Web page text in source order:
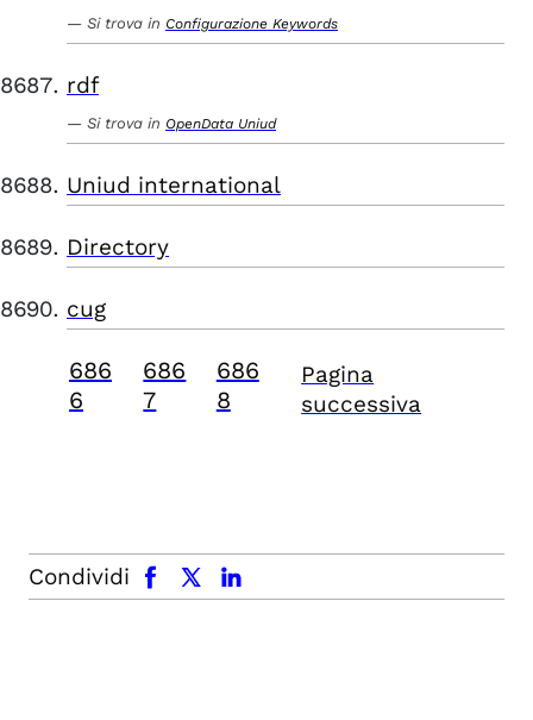
Si trova in Configurazione Keywords
rdf
Si trova in OpenData Uniud
Uniud international
Directory
cug
686
6
686
7
686
8
Pagina
successiva
Condividi
facebook x.com linkedin